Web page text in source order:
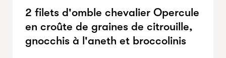
2 filets d'omble chevalier Opercule
en croûte de graines de citrouille,
gnocchis à l'aneth et broccolinis